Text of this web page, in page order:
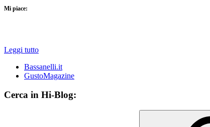
Mi piace:
Leggi tutto
Bassanelli.it
GustoMagazine
Cerca in Hi-Blog: